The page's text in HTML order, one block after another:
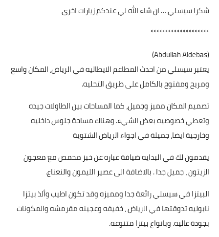
شكرا سيسلي … ان شاء الله لي عندكم زيارات اخرى
********************
(Abdullah Aldebas)
يعتبر سيسلي من احدث المطاعم الايطاليه في الرياض، المكان واسع
ومريح ومفتوح بالكامل على طريق التحليه.
تصميم المكان مميز وجميل، كما المساحات بين الطاولات جيده
وتعطي خصوصيه بعض الشيء. وهناك مساحة جلوس داخليه
وخارجية ايضا، جميلة في اجواء الرياض الشتوية
يقدمون لك في البدايه ضيافة عباره عن خبز محمص مع معجون
الزيتون ، جميل جدا . بالاضافة الى عصير الليمون والنعناع.
البيتزا في سيسلي رائعة جدا ومميزه وقد تكون اطيب وألذ بيتزا
نابوليه تذوقتها في الرياض ، خفيفه وعجينه مقرمشه والمكونات
بجودة عاليه. وبانواع بيتزا متنوعه.